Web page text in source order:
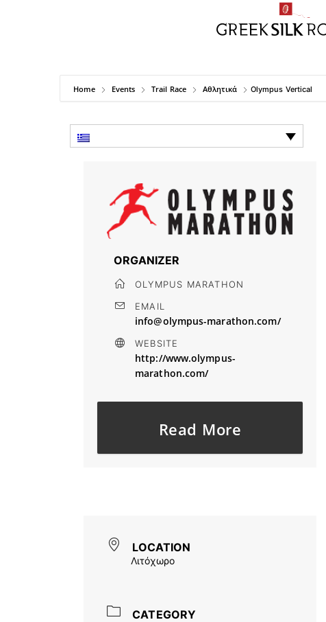
Home Events Trail Race Αθλητικά Olympus Vertical
ORGANIZER
OLYMPUS MARATHON
EMAIL
info@olympus-marathon.com/
WEBSITE
http://www.olympus-
marathon.com/
Read More
LOCATION
Λιτόχωρο
CATEGORY